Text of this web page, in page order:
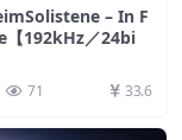
– In F
192kHz／24bi
71 33.6